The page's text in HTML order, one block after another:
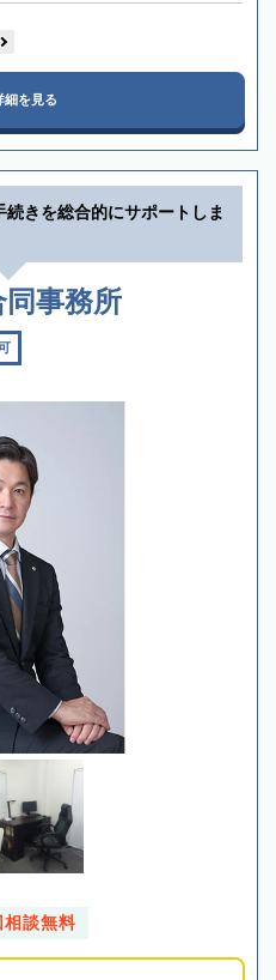
細を見る
続きを総合的にサポートしま
事務所
相談無料